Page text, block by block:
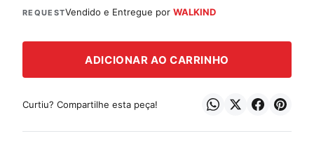
REQUESTVendido e Entregue porWALKIND
ADICIONAR AO CARRINHO
Curtiu? Compartilhe esta peça!